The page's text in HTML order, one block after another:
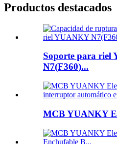
Productos destacados
Soporte para riel
N7(F360)...
MCB YUANKY